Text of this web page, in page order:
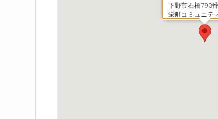
下野市石橋790
栄町コミュニテ